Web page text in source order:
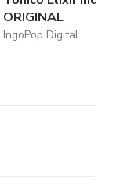
ORIGINAL
IngoPop Digital